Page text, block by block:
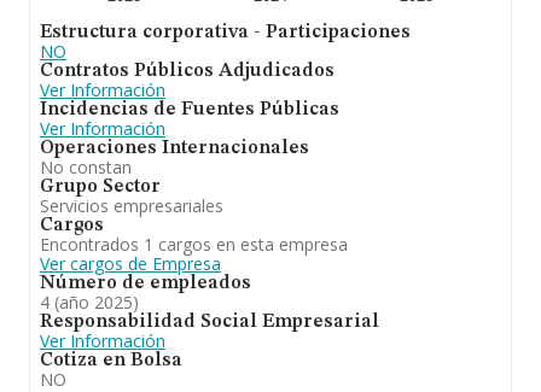
Estructura corporativa - Participaciones
NO
Contratos Públicos Adjudicados
Ver Información
Incidencias de Fuentes Públicas
Ver Información
Operaciones Internacionales
No constan
Grupo Sector
Servicios empresariales
Cargos
Encontrados 1 cargos en esta empresa
Ver cargos de Empresa
Número de empleados
4 (año 2025)
Responsabilidad Social Empresarial
Ver Información
Cotiza en Bolsa
NO